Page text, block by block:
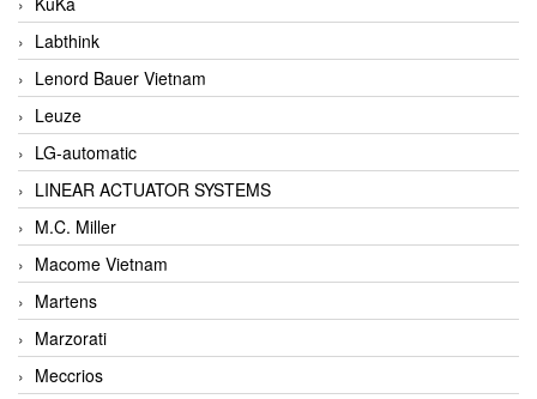
Labthink
Lenord Bauer Vietnam
Leuze
LG-automatic
LINEAR ACTUATOR SYSTEMS
M.C. Miller
Macome Vietnam
Martens
Marzorati
Meccrios